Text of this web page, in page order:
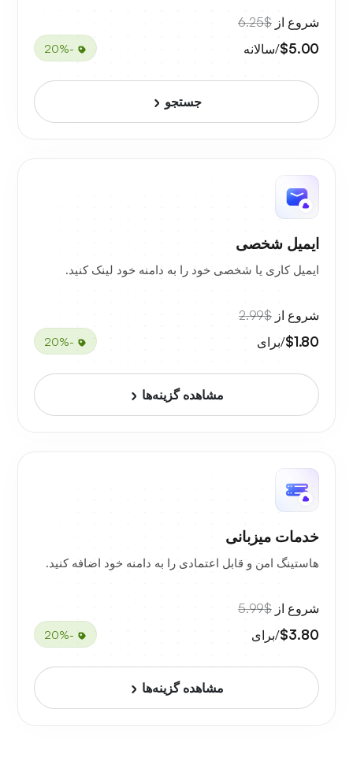
شروع از $6.25
$5.00/سالانه -20%
جستجو
ایمیل شخصی
ایمیل کاری یا شخصی خود را به دامنه خود لینک کنید.
شروع از $2.99
$1.80/برای -20%
مشاهده گزینه‌ها
خدمات میزبانی
هاستینگ امن و قابل اعتمادی را به دامنه خود اضافه کنید.
شروع از $5.99
$3.80/برای -20%
مشاهده گزینه‌ها